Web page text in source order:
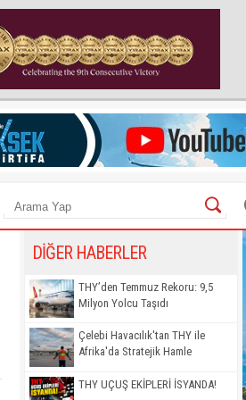
DİĞER HABERLER
THY’den Temmuz Rekoru: 9,5
Milyon Yolcu Taşıdı
Çelebi Havacılık'tan THY ile
Afrika'da Stratejik Hamle
THY UÇUŞ EKİPLERİ İSYANDA!